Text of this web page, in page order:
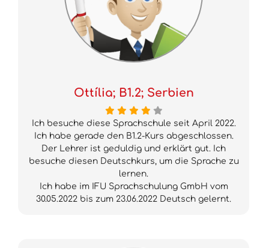
Ottília; B1.2; Serbien
Ich besuche diese Sprachschule seit April 2022.
Ich habe gerade den B1.2-Kurs abgeschlossen.
Der Lehrer ist geduldig und erklärt gut. Ich
besuche diesen Deutschkurs, um die Sprache zu
lernen.
Ich habe im IFU Sprachschulung GmbH vom
30.05.2022 bis zum 23.06.2022 Deutsch gelernt.